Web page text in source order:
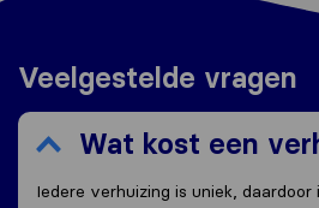
Veelgestelde vragen
Wat kost een
Iedere verhuizing is uniek,